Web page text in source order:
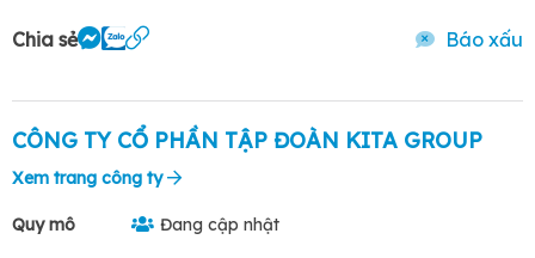
Chia sẻ Báo xấu
CÔNG TY CỔ PHẦN TẬP ĐOÀN KITA GROUP
Xem trang công ty
Quy mô Đang cập nhật